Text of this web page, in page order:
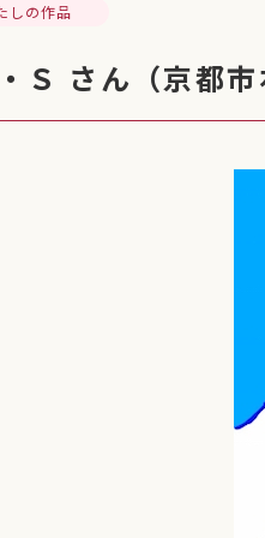
しの作品
Ｓ さん（京都市